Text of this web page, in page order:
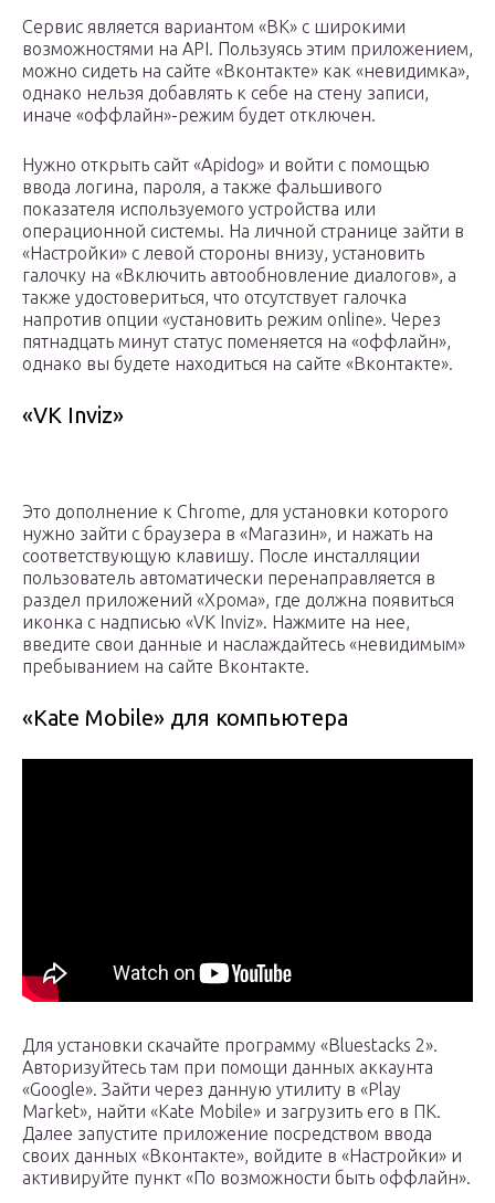
Сервис является вариантом «ВК» с широкими
возможностями на API. Пользуясь этим приложением,
можно сидеть на сайте «Вконтакте» как «невидимка»,
однако нельзя добавлять к себе на стену записи,
иначе «оффлайн»-режим будет отключен.
Нужно открыть сайт «Apidog» и войти с помощью
ввода логина, пароля, а также фальшивого
показателя используемого устройства или
операционной системы. На личной странице зайти в
«Настройки» с левой стороны внизу, установить
галочку на «Включить автообновление диалогов», а
также удостовериться, что отсутствует галочка
напротив опции «установить режим online». Через
пятнадцать минут статус поменяется на «оффлайн»,
однако вы будете находиться на сайте «Вконтакте».
«VK Inviz»
Это дополнение к Chrome, для установки которого
нужно зайти с браузера в «Магазин», и нажать на
соответствующую клавишу. После инсталляции
пользователь автоматически перенаправляется в
раздел приложений «Хрома», где должна появиться
иконка с надписью «VK Inviz». Нажмите на нее,
введите свои данные и наслаждайтесь «невидимым»
пребыванием на сайте Вконтакте.
«Kate Mobile» для компьютера
Для установки скачайте программу «Bluestacks 2».
Авторизуйтесь там при помощи данных аккаунта
«Google». Зайти через данную утилиту в «Play
Market», найти «Kate Mobile» и загрузить его в ПК.
Далее запустите приложение посредством ввода
своих данных «Вконтакте», войдите в «Настройки» и
активируйте пункт «По возможности быть оффлайн».